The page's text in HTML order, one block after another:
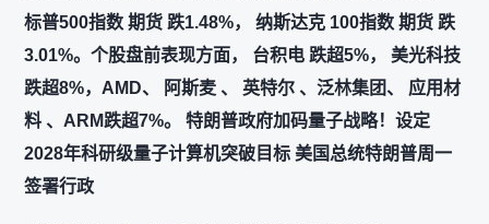
标普500指数 期货 跌1.48%， 纳斯达克 100指数 期货 跌
3.01%。个股盘前表现方面， 台积电 跌超5%， 美光科技
跌超8%，AMD、 阿斯麦 、 英特尔 、泛林集团、 应用材
料 、ARM跌超7%。 特朗普政府加码量子战略！设定
2028年科研级量子计算机突破目标 美国总统特朗普周一
签署行政